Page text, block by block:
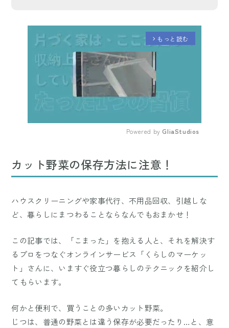
arrow_forward_ios もっと読む
Powered by GliaStudios
カット野菜の保存方法に注意！
ハウスクリーニングや家事代行、不用品回収、引越しな
ど、暮らしにまつわることならなんでもおまかせ！
この記事では、「こまった」を抱える人と、それを解決す
るプロをつなぐオンラインサービス「くらしのマーケッ
ト」さんに、いますぐ役立つ暮らしのテクニックを紹介し
てもらいます。
何かと便利で、買うことの多いカット野菜。
じつは、普通の野菜とは違う保存が必要だったり…と、意